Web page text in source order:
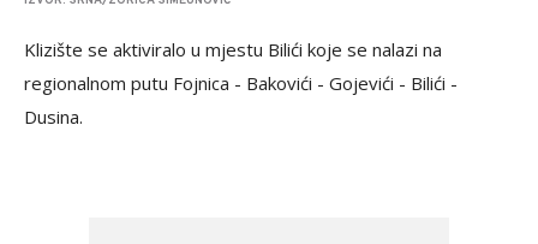
Klizište se aktiviralo u mjestu Bilići koje se nalazi na
regionalnom putu Fojnica - Bakovići - Gojevići - Bilići -
Dusina.